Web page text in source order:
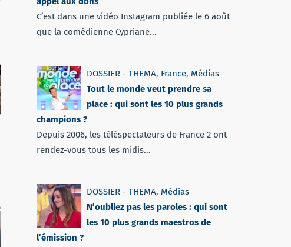
C’est dans une vidéo Instagram publiée le 6 août
que la comédienne Cypriane...
DOSSIER - THEMA, France, Médias
Tout le monde veut prendre sa
place : qui sont les 10 plus grands
champions ?
Depuis 2006, les téléspectateurs de France 2 ont
rendez-vous tous les midis...
DOSSIER - THEMA, Médias
N’oubliez pas les paroles : qui sont
les 10 plus grands maestros de
l’émission ?